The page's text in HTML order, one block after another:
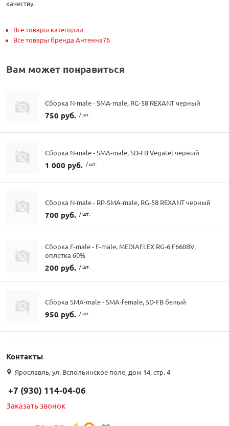
качеству.
Все товары категории
Все товары бренда Антенна76
Вам может понравиться
Сборка N-male - SMA-male, RG-58 REXANT черный
750 руб. / шт.
Сборка N-male - SMA-male, 5D-FB Vegatel черный
1 000 руб. / шт.
Сборка N-male - RP-SMA-male, RG-58 REXANT черный
700 руб. / шт.
Сборка F-male - F-male, MEDIAFLEX RG-6 F660BV,
оплетка 60%
200 руб. / шт.
Сборка SMA-male - SMA-female, 5D-FB белый
950 руб. / шт.
Контакты
Ярославль, ул. Вспольинское поле, дом 14, стр. 4
+7 (930) 114-04-06
Заказать звонок